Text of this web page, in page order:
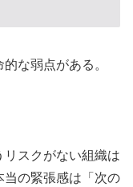
な弱点がある。
スクがない組織は
当の緊張感は「次の